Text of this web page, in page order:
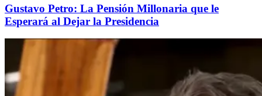
Gustavo Petro: La Pensión Millonaria que le
Esperará al Dejar la Presidencia